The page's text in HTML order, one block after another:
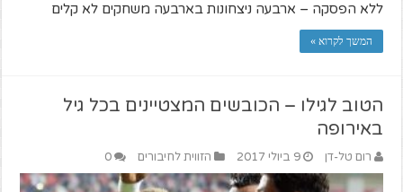
ללא הפסקה – ארבעה ניצחונות בארבעה משחקים לא קלים
המשך לקרוא »
הטוב לגילו – הכובשים המצטיינים בכל גיל
באירופה
רום טל-דן 9 ביולי 2017 הזווית לחיבורים 0